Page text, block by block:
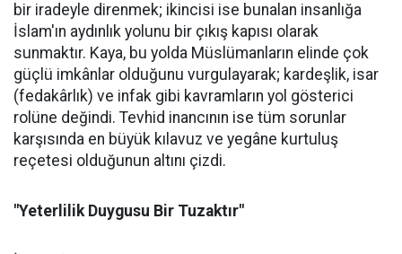
bir iradeyle direnmek; ikincisi ise bunalan insanlığa
İslam'ın aydınlık yolunu bir çıkış kapısı olarak
sunmaktır. Kaya, bu yolda Müslümanların elinde çok
güçlü imkânlar olduğunu vurgulayarak; kardeşlik, isar
(fedakârlık) ve infak gibi kavramların yol gösterici
rolüne değindi. Tevhid inancının ise tüm sorunlar
karşısında en büyük kılavuz ve yegâne kurtuluş
reçetesi olduğunun altını çizdi.
"Yeterlilik Duygusu Bir Tuzaktır"